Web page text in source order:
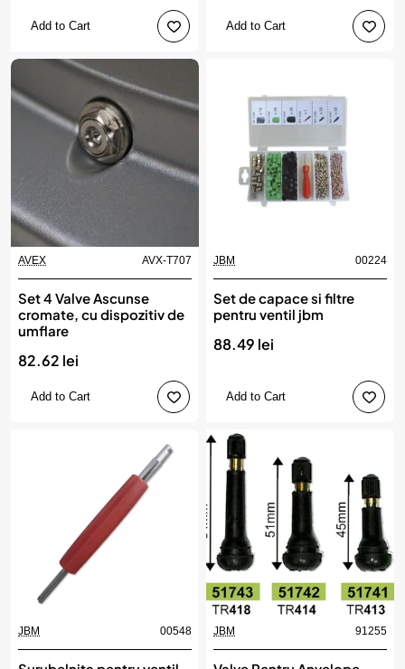
Add to Cart Add to Cart
AVEX AVX-T707
Set 4 Valve Ascunse
cromate, cu dispozitiv de
umflare
82.62 lei
Add to Cart
JBM 00224
Set de capace si filtre
pentru ventil jbm
88.49 lei
Add to Cart
JBM 00548 JBM 91255